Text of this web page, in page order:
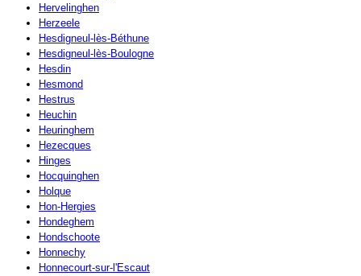
Hervelinghen
Herzeele
Hesdigneul-lès-Béthune
Hesdigneul-lès-Boulogne
Hesdin
Hesmond
Hestrus
Heuchin
Heuringhem
Hezecques
Hinges
Hocquinghen
Holque
Hon-Hergies
Hondeghem
Hondschoote
Honnechy
Honnecourt-sur-l'Escaut